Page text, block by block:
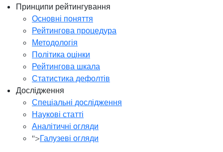
Принципи рейтингування
Основні поняття
Рейтингова процедура
Методологія
Політика оцінки
Рейтингова шкала
Статистика дефолтів
Дослідження
Спеціальні дослідження
Наукові статті
Аналітичні огляди
">Галузеві огляди